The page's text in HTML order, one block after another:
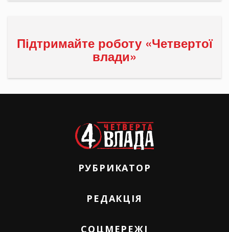
Підтримайте роботу «Четвертої
влади»
РУБРИКАТОР
РЕДАКЦІЯ
СОЦМЕРЕЖІ